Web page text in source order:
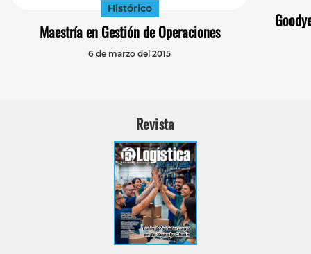
Histórico
Maestría en Gestión de Operaciones
6 de marzo del 2015
Revista